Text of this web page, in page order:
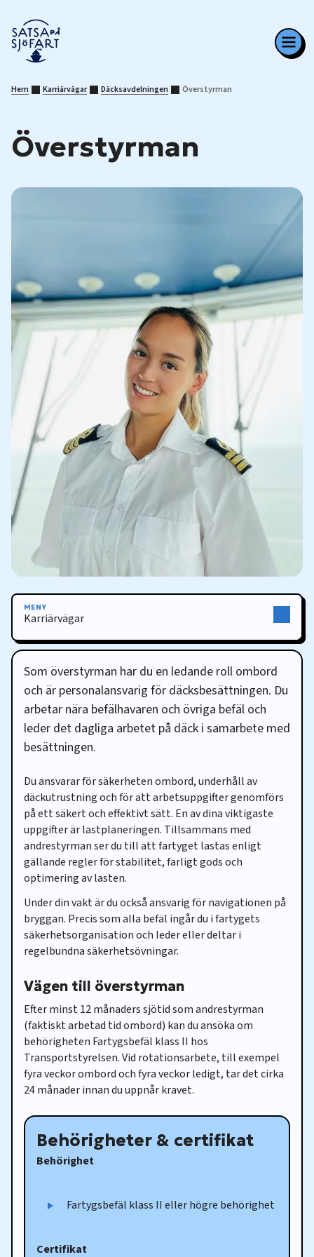
Hem Karriärvägar Däcksavdelningen Överstyrman
Överstyrman
Som överstyrman har du en ledande roll ombord
och är personalansvarig för däcksbesättningen. Du
arbetar nära befälhavaren och övriga befäl och
leder det dagliga arbetet på däck i samarbete med
besättningen.
Du ansvarar för säkerheten ombord, underhåll av
däckutrustning och för att arbetsuppgifter genomförs
på ett säkert och effektivt sätt. En av dina viktigaste
uppgifter är lastplaneringen. Tillsammans med
andrestyrman ser du till att fartyget lastas enligt
gällande regler för stabilitet, farligt gods och
optimering av lasten.
Under din vakt är du också ansvarig för navigationen på
bryggan. Precis som alla befäl ingår du i fartygets
säkerhetsorganisation och leder eller deltar i
regelbundna säkerhetsövningar.
Vägen till överstyrman
Efter minst 12 månaders sjötid som andrestyrman
(faktiskt arbetad tid ombord) kan du ansöka om
behörigheten Fartygsbefäl klass II hos
Transportstyrelsen. Vid rotationsarbete, till exempel
fyra veckor ombord och fyra veckor ledigt, tar det cirka
24 månader innan du uppnår kravet.
Behörigheter & certifikat
Behörighet
Fartygsbefäl klass II eller högre behörighet
Certifikat
MENY
Karriärvägar
Karriärvägar